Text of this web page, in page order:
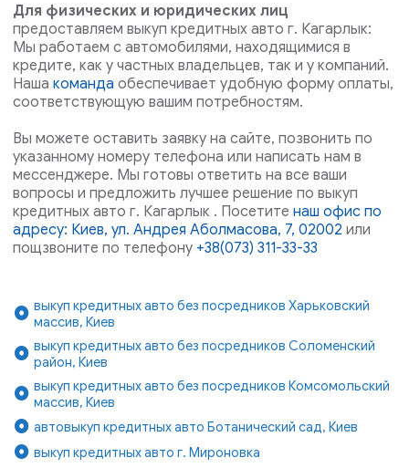
Для физических и юридических лиц
предоставляем выкуп кредитных авто г. Кагарлык:
Мы работаем с автомобилями, находящимися в
кредите, как у частных владельцев, так и у компаний.
Нашакомандаобеспечивает удобную форму оплаты,
соответствующую вашим потребностям.
Вы можете оставить заявку на сайте, позвонить по
указанному номеру телефона или написать нам в
мессенджере. Мы готовы ответить на все ваши
вопросы и предложить лучшее решение по выкуп
кредитных авто г. Кагарлык . Посетитенаш офис по
адресу: Киев, ул. Андрея Аболмасова, 7, 02002 или
пощзвоните по телефону +38(073) 311-33-33
выкуп кредитных авто без посредников Харьковский
массив, Киев
выкуп кредитных авто без посредников Соломенский
район, Киев
выкуп кредитных авто без посредников Комсомольский
массив, Киев
автовыкуп кредитных авто Ботанический сад, Киев
выкуп кредитных авто г. Мироновка